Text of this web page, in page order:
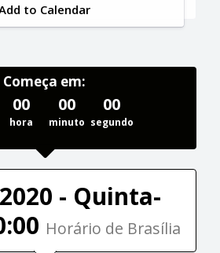
to Calendar
Começa em:
00
hora
00
minuto
00
segundo
- Quinta-
Horário de Brasília